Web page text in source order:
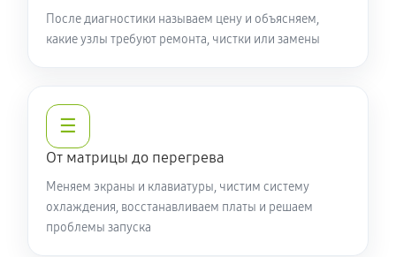
Замена видеочипа ноутбука Acer 5 AN517-52-53FZ
(NH.Q80ER.00F AN517-52-53FZ)
Настройка BIOS ноутбука Acer 5 AN517-52-53FZ
(NH.Q80ER.00F AN517-52-53FZ)
550 руб 60 минут
Ремонт подсветки ноутбука Acer 5 AN517-52-53FZ
(NH.Q80ER.00F AN517-52-53FZ)
После диагностики называем цену и объясняем,
какие узлы требуют ремонта, чистки или замены
☰
От матрицы до перегрева
Меняем экраны и клавиатуры, чистим систему
охлаждения, восстанавливаем платы и решаем
проблемы запуска